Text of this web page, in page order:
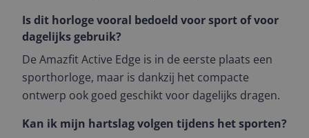
Is dit horloge vooral bedoeld voor sport of voor
dagelijks gebruik?
De Amazfit Active Edge is in de eerste plaats een
sporthorloge, maar is dankzij het compacte
ontwerp ook goed geschikt voor dagelijks dragen.
Kan ik mijn hartslag volgen tijdens het sporten?